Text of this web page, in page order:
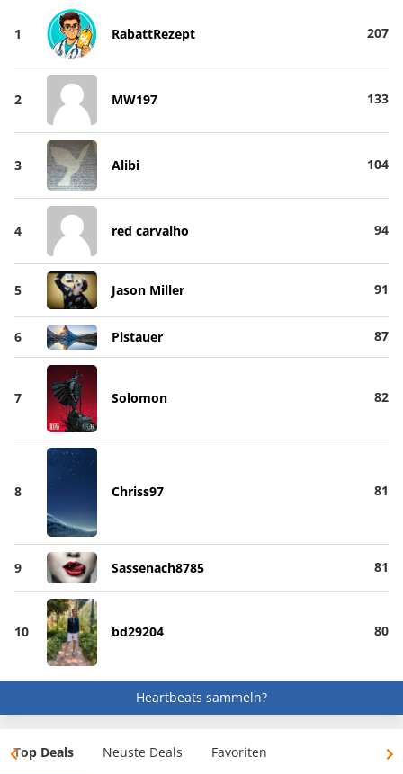
1 RabattRezept 207
2 MW197 133
3 Alibi 104
4 red carvalho 94
5 Jason Miller 91
6 Pistauer 87
7 Solomon 82
8 Chriss97 81
9 Sassenach8785 81
10 bd29204 80
Heartbeats sammeln?
Top Deals Neuste Deals Favoriten